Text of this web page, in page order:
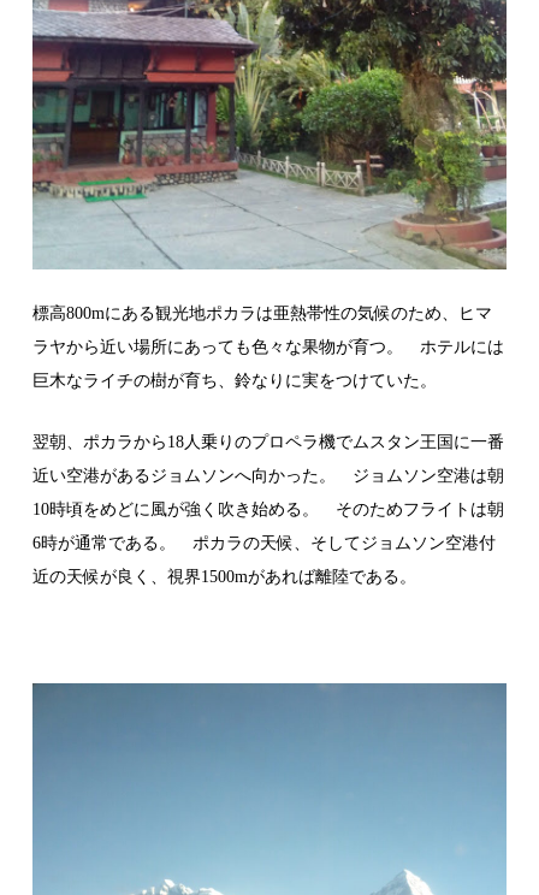
標高800mにある観光地ポカラは亜熱帯性の気候のため、ヒマ
ラヤから近い場所にあっても色々な果物が育つ。 ホテルには
巨木なライチの樹が育ち、鈴なりに実をつけていた。
翌朝、ポカラから18人乗りのプロペラ機でムスタン王国に一番
近い空港があるジョムソンへ向かった。 ジョムソン空港は朝
10時頃をめどに風が強く吹き始める。 そのためフライトは朝
6時が通常である。 ポカラの天候、そしてジョムソン空港付
近の天候が良く、視界1500mがあれば離陸である。